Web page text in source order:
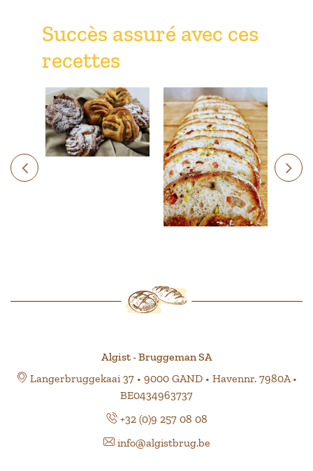
Succès assuré avec ces
recettes
Algist - Bruggeman SA
Langerbruggekaai 37 • 9000 GAND • Havennr. 7980A •
BE0434963737
+32 (0)9 257 08 08
info@algistbrug.be